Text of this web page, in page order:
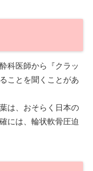
科医師から『クラッ
ことを聞くことがあ
は、おそらく日本の
には、輪状軟骨圧迫